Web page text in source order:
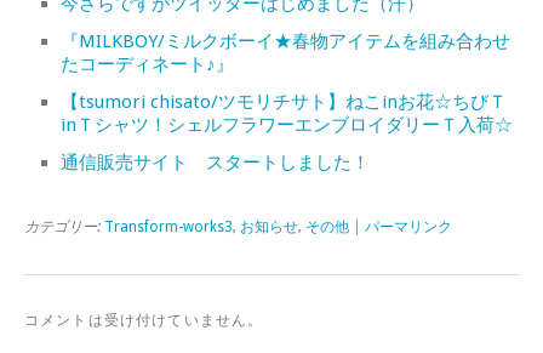
『MILKBOY/ミルクボーイ★春物アイテムを組み合わせ
たコーディネート♪』
【tsumori chisato/ツモリチサト】ねこinお花☆ちびＴ
inＴシャツ！シェルフラワーエンブロイダリーＴ入荷☆
通信販売サイト スタートしました！
カテゴリー: Transform-works3, お知らせ, その他 パーマリンク
コメントは受け付けていません。